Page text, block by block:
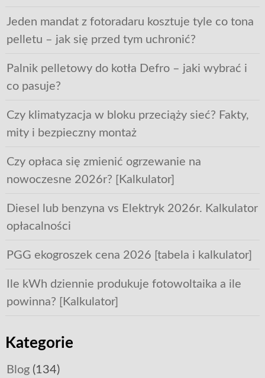
Jeden mandat z fotoradaru kosztuje tyle co tona
pelletu – jak się przed tym uchronić?
Palnik pelletowy do kotła Defro – jaki wybrać i
co pasuje?
Czy klimatyzacja w bloku przeciąży sieć? Fakty,
mity i bezpieczny montaż
Czy opłaca się zmienić ogrzewanie na
nowoczesne 2026r? [Kalkulator]
Diesel lub benzyna vs Elektryk 2026r. Kalkulator
opłacalności
PGG ekogroszek cena 2026 [tabela i kalkulator]
Ile kWh dziennie produkuje fotowoltaika a ile
powinna? [Kalkulator]
Kategorie
Blog(134)